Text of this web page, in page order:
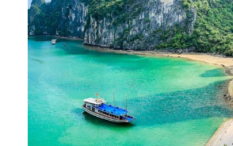
【樂桃沖繩4日】